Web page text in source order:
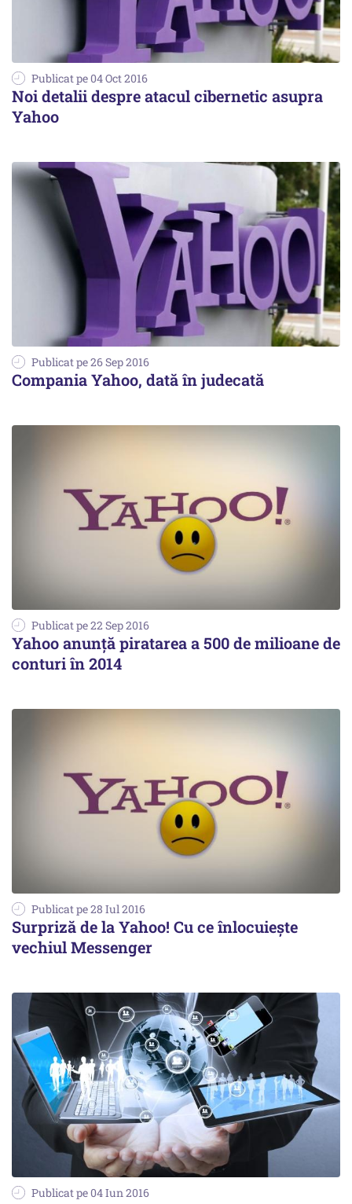
Publicat pe 04 Oct 2016
Noi detalii despre atacul cibernetic asupra
Yahoo
Publicat pe 26 Sep 2016
Compania Yahoo, dată în judecată
Publicat pe 22 Sep 2016
Yahoo anunță piratarea a 500 de milioane de
conturi în 2014
Publicat pe 28 Iul 2016
Surpriză de la Yahoo! Cu ce înlocuiește
vechiul Messenger
Publicat pe 04 Iun 2016